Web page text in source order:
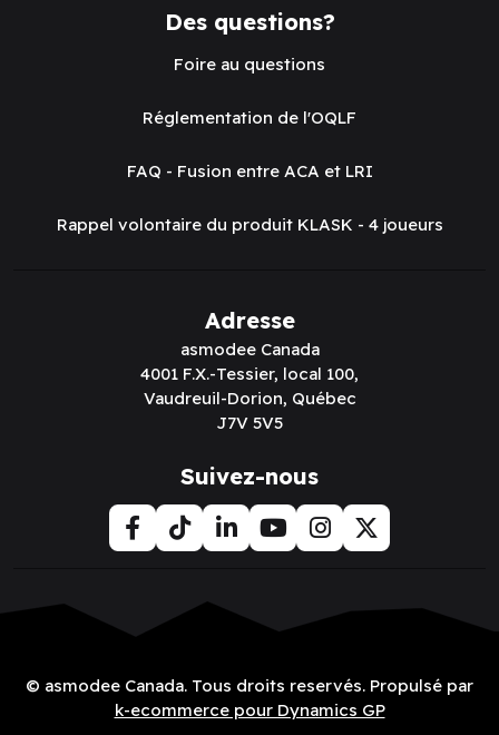
Des questions?
Foire au questions
Réglementation de l'OQLF
FAQ - Fusion entre ACA et LRI
Rappel volontaire du produit KLASK - 4 joueurs
Adresse
asmodee Canada
4001 F.X.-Tessier, local 100,
Vaudreuil-Dorion, Québec
J7V 5V5
Suivez-nous
© asmodee Canada. Tous droits reservés. Propulsé par
k-ecommerce pour Dynamics GP